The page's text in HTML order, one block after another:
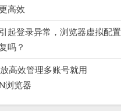
高效
起登录异常，浏览器虚拟配置
吗？
高效管理多账号就用
浏览器